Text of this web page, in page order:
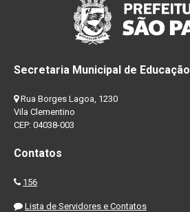
Secretaria Municipal de Educação
Rua Borges Lagoa, 1230
Vila Clementino
CEP: 04038-003
Contatos
156
Lista de Servidores e Contatos